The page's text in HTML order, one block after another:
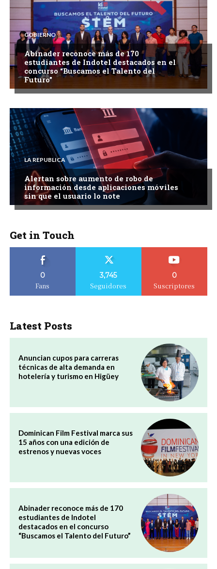
GOBIERNO
Abinader reconoce más de 170
estudiantes de Indotel destacados en el
concurso “Buscamos el Talento del
Futuro”
LA REPUBLICA
Alertan sobre aumento de robo de
información desde aplicaciones móviles
sin que el usuario lo note
Get in Touch
0
Fans
3,745
Seguidores
0
Suscriptores
Latest Posts
Anuncian cupos para carreras
técnicas de alta demanda en
hotelería y turismo en Higüey
Dominican Film Festival marca sus
15 años con una edición de
estrenos y nuevas voces
Abinader reconoce más de 170
estudiantes de Indotel
destacados en el concurso
“Buscamos el Talento del Futuro”